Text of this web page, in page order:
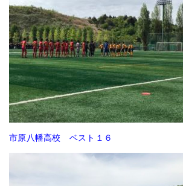
市原八幡高校 ベスト１６